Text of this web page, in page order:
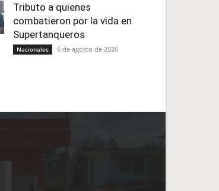
Tributo a quienes
combatieron por la vida en
Supertanqueros
Nacionales 6 de agosto de 2026